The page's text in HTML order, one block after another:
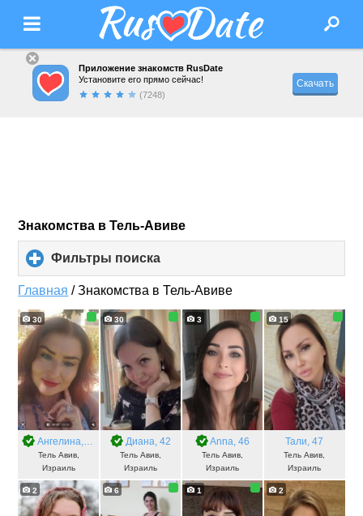
Приложение знакомств RusDate
Установите его прямо сейчас!
(7248)
Скачать
Знакомства в Тель-Авиве
Фильтры поиска
to
expand
contents
Главная /Знакомства в Тель-Авиве
30
Ангелина, 47
Тель Авив,
Израиль
30
Диана, 42
Тель Авив,
Израиль
3
Anna, 46
Тель Авив,
Израиль
15
Тали, 47
Тель Авив,
Израиль
2 6 1 2